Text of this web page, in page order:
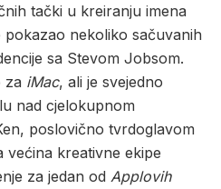
tački u kreiranju imena
pokazao nekoliko sačuvanih
sa Stevom Jobsom.
za iMac, ali je svejedno
nad cjelokupnom
poslovično tvrdoglavom
kreativne ekipe
za jedan od Applovih